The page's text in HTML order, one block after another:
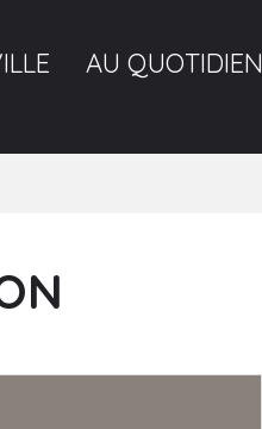
AU QUOTIDIEN